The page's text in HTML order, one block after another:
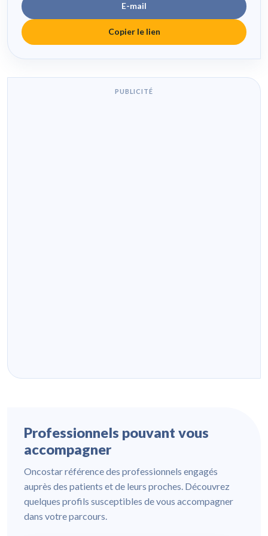
E-mail
Copier le lien
PUBLICITÉ
Professionnels pouvant vous
accompagner
Oncostar référence des professionnels engagés
auprès des patients et de leurs proches. Découvrez
quelques profils susceptibles de vous accompagner
dans votre parcours.